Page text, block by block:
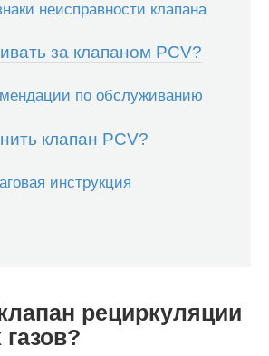
неисправности клапана
за клапаном PCV?
по обслуживанию
клапан PCV?
инструкция
рециркуляции